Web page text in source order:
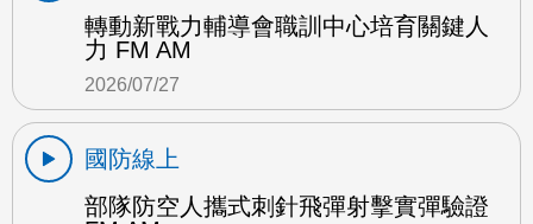
轉動新戰力輔導會職訓中心培育關鍵人
力 FM AM
2026/07/27
國防線上
部隊防空人攜式刺針飛彈射擊實彈驗證